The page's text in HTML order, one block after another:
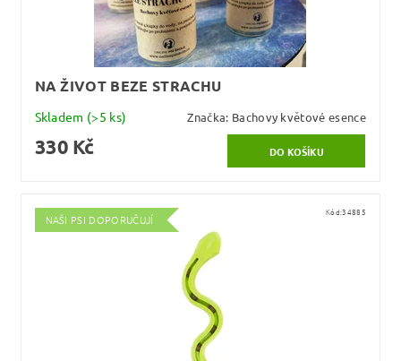
NA ŽIVOT BEZE STRACHU
Skladem (>5 ks) Značka: Bachovy květové esence
330 Kč
NAŠI PSI DOPORUČUJÍ
Kód:34885